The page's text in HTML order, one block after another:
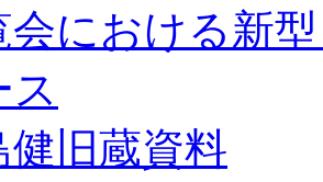
会における新
ス
健旧蔵資料